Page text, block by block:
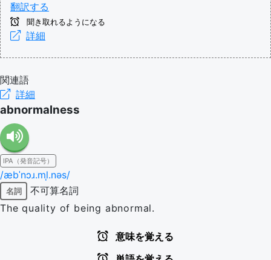
翻訳する
聞き取れるようになる
詳細
関連語
詳細
abnormalness
IPA（発音記号）
/æbˈnɔɹ.ml̩.nəs/
名詞
不可算名詞
The quality of being abnormal.
意味を覚える